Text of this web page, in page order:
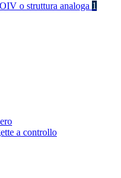
o struttura analoga 1
a controllo